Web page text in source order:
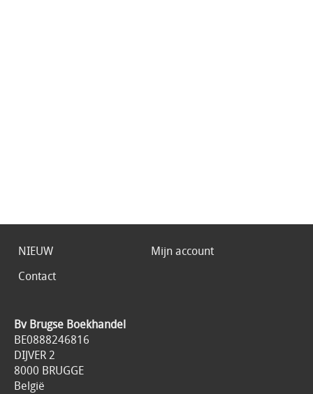
NIEUW
Mijn account
Contact
Bv Brugse Boekhandel
BE0888246816
DIJVER 2
8000 BRUGGE
België